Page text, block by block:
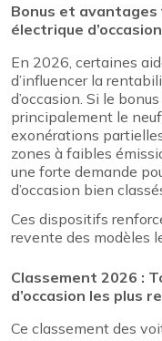
Bonus et avantages
électrique d’occasion
En 2026, certaines
d’influencer la
d’occasion. Si le
principalement le
exonérations
zones à faibles
une forte demande
d’occasion bien
Ces dispositifs
revente des modèles
Classement 2026 :
d’occasion les plus
Ce classement des